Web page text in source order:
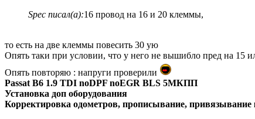
Spec писал(а):16 провод на 16 и 20 клеммы,
то есть на две клеммы повесить 30 ую
Опять таки при условии, что у него не вышибло пред на 15
Опять повторяю : напруги проверили
Passat B6 1.9 TDI noDPF noEGR BLS 5МКПП
Установка доп оборудования
Корректировка одометров, прописывание,